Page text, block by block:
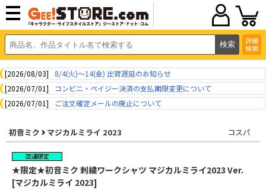
詳細
検索
[2026/08/03]
8/4(火)～14(金) 出荷遅延のお知らせ
[2026/07/01]
コンビニ・ペイジー決済の支払期限変更について
[2026/07/01]
ご注文確定メールの廃止について
初音ミク マジカルミライ 2023 コスパ
★限定★初音ミク 刺繍ワークシャツ マジカルミライ2023 Ver.
[マジカルミライ 2023]